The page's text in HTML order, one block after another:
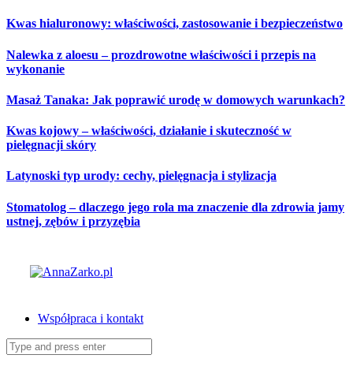
Skip
content
Kwas hialuronowy: właściwości, zastosowanie i bezpieczeństwo
Nalewka z aloesu – prozdrowotne właściwości i przepis na
wykonanie
Masaż Tanaka: Jak poprawić urodę w domowych warunkach?
Kwas kojowy – właściwości, działanie i skuteczność w
pielęgnacji skóry
Latynoski typ urody: cechy, pielęgnacja i stylizacja
Stomatolog – dlaczego jego rola ma znaczenie dla zdrowia jamy
ustnej, zębów i przyzębia
Współpraca i kontakt
Search
for: